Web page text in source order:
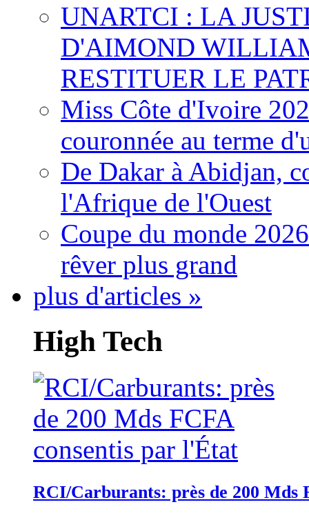
UNARTCI : LA
D'AIMOND
RESTITUER LE
Miss Côte d'Ivoire
couronnée au terme
De Dakar à Abidjan,
l'Afrique de l'Ouest
Coupe du monde
rêver plus grand
plus d'articles »
High Tech
RCI/Carburants: près de 200 Mds